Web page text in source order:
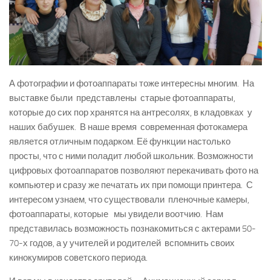
А фотографии и фотоаппараты тоже интересны многим. На
выставке были представлены старые фотоаппараты,
которые до сих пор хранятся на антресолях, в кладовках у
наших бабушек. В наше время современная фотокамера
является отличным подарком. Её функции настолько
просты, что с ними поладит любой школьник. Возможности
цифровых фотоаппаратов позволяют перекачивать фото на
компьютер и сразу же печатать их при помощи принтера. С
интересом узнаем, что существовали пленочные камеры,
фотоаппараты, которые мы увидели воотчию. Нам
представилась возможность познакомиться с актерами 50-
70-х годов, а у учителей и родителей вспомнить своих
кинокумиров советского периода.